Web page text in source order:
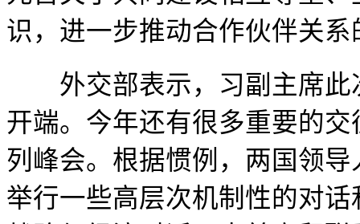
识，进一步推动合作伙伴关系
外交部表示，习副主席此
开端。今年还有很多重要的
列峰会。根据惯例，两国领
举行一些高层次机制性的对